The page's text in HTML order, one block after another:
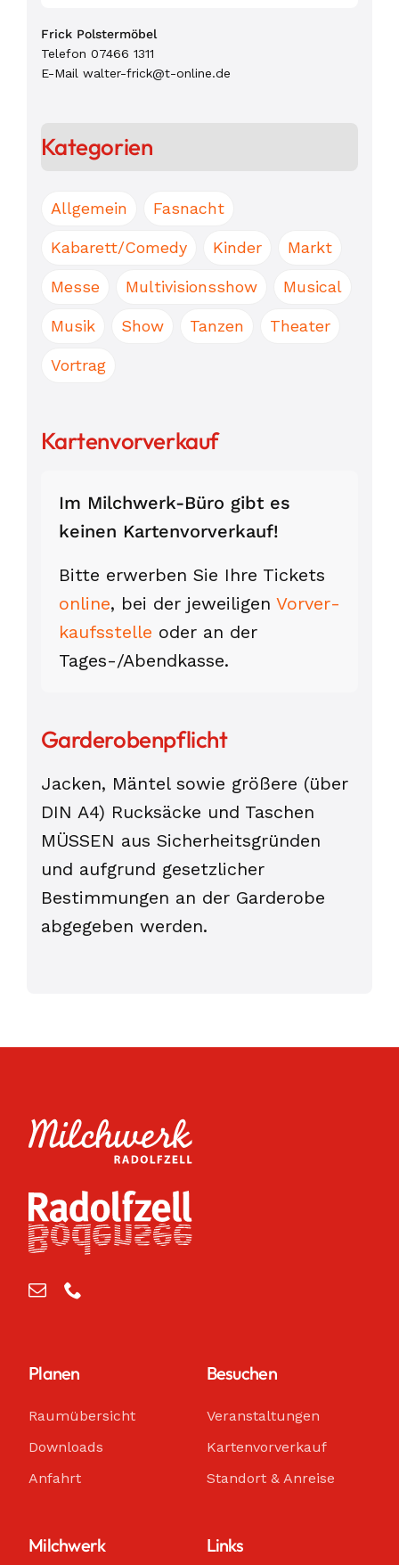
Frick Polstermöbel
Telefon 07466 1311
E-Mail walter-frick@t-online.de
Kategorien
Allgemein Fasnacht
Kabarett/Comedy Kinder Markt
Messe Multivisionsshow Musical
Musik Show Tanzen Theater
Vortrag
Kartenvorverkauf
Im Milchwerk-Büro gibt es
keinen Karten­vor­verkauf!
Bitte erwerben Sie Ihre Tickets
online, bei der jeweiligen Vorver­
kaufs­stelle oder an der
Tages-/Abend­kasse.
Garderobenpflicht
Jacken, Mäntel sowie größere (über
DIN A4) Rucksäcke und Taschen
MÜSSEN aus Sicherheitsgründen
und aufgrund gesetzlicher
Bestimmungen an der Garderobe
abgegeben werden.
Planen
Raumübersicht
Downloads
Anfahrt
Besuchen
Veranstaltungen
Kartenvorverkauf
Standort & Anreise
Milchwerk Links